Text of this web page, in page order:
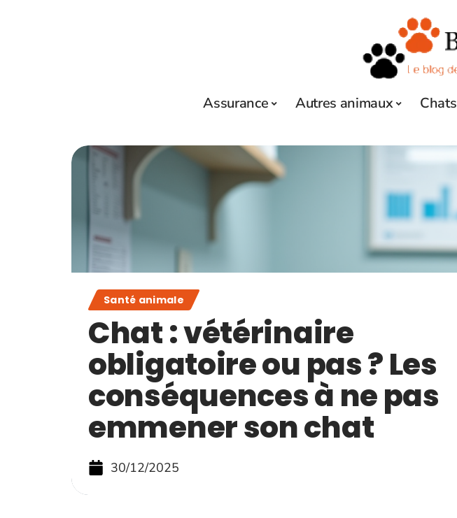
Assurance Autres animaux Chats
Santé animale
Chat : vétérinaire
obligatoire ou pas ? Les
conséquences à ne pas
emmener son chat
30/12/2025